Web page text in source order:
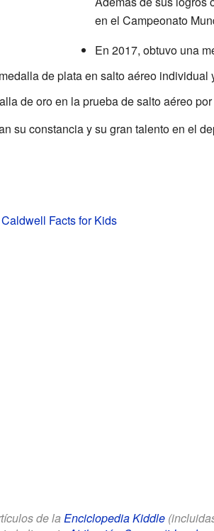
en el Campeonato
En 2017, obtuvo una
de plata en salto aéreo
de oro en la prueba de salto aéreo
su constancia y su gran talento en el
Facts for Kids
de la Enciclopedia Kiddle